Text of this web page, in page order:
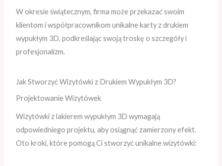
W okresie świątecznym, firma może przekazać swoim
klientom i współpracownikom unikalne karty z drukiem
wypukłym 3D, podkreślając swoją troskę o szczegóły i
profesjonalizm.
Jak Stworzyć Wizytówki z Drukiem Wypukłym 3D?
Projektowanie Wizytówek
Wizytówki z lakierem wypukłym 3D wymagają
odpowiedniego projektu, aby osiągnąć zamierzony efekt.
Oto kroki, które pomogą Ci stworzyć unikalne wizytówki: